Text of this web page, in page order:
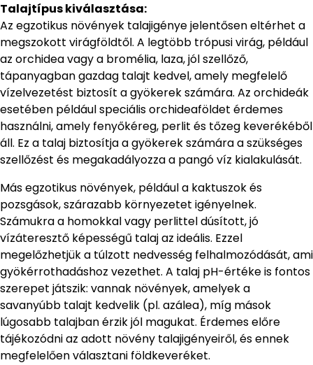
Talajtípus kiválasztása:
Az egzotikus növények talajigénye jelentősen eltérhet a
megszokott virágföldtől. A legtöbb trópusi virág, például
az orchidea vagy a bromélia, laza, jól szellőző,
tápanyagban gazdag talajt kedvel, amely megfelelő
vízelvezetést biztosít a gyökerek számára. Az orchideák
esetében például speciális orchideaföldet érdemes
használni, amely fenyőkéreg, perlit és tőzeg keverékéből
áll. Ez a talaj biztosítja a gyökerek számára a szükséges
szellőzést és megakadályozza a pangó víz kialakulását.
Más egzotikus növények, például a kaktuszok és
pozsgások, szárazabb környezetet igényelnek.
Számukra a homokkal vagy perlittel dúsított, jó
vízáteresztő képességű talaj az ideális. Ezzel
megelőzhetjük a túlzott nedvesség felhalmozódását, ami
gyökérrothadáshoz vezethet. A talaj pH-értéke is fontos
szerepet játszik: vannak növények, amelyek a
savanyúbb talajt kedvelik (pl. azálea), míg mások
lúgosabb talajban érzik jól magukat. Érdemes előre
tájékozódni az adott növény talajigényeiről, és ennek
megfelelően választani földkeveréket.